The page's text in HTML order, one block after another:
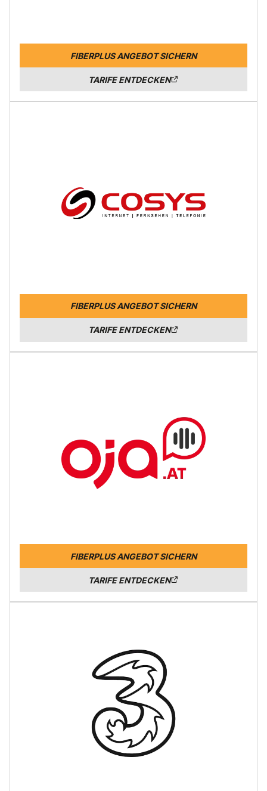
FIBERPLUS ANGEBOT SICHERN
TARIFE ENTDECKEN
FIBERPLUS ANGEBOT SICHERN
TARIFE ENTDECKEN
FIBERPLUS ANGEBOT SICHERN
TARIFE ENTDECKEN